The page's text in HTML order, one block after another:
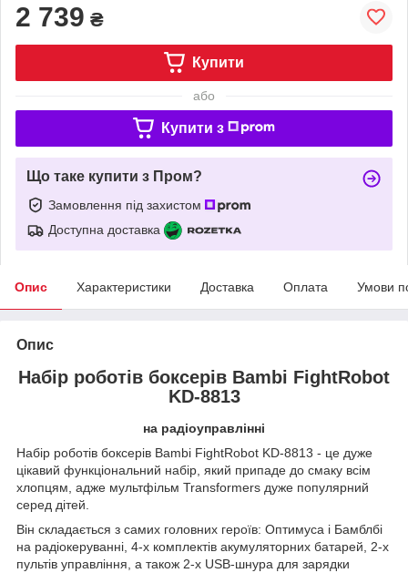
2 739 ₴
Купити
або
Купити з
Що таке купити з Пром?
Замовлення під захистом
Доступна доставка
Опис Характеристики Доставка Оплата Умови
Опис
Набір роботів боксерів Bambi FightRobot
KD-8813
на радіоуправлінні
Набір роботів боксерів Bambi FightRobot KD-8813 - це дуже
цікавий функціональний набір, який припаде до смаку всім
хлопцям, адже мультфільм Transformers дуже популярний
серед дітей.
Він складається з самих головних героїв: Оптимуса і Бамблбі
на радіокеруванні, 4-х комплектів акумуляторних батарей, 2-х
пультів управління, а також 2-х USB-шнура для зарядки